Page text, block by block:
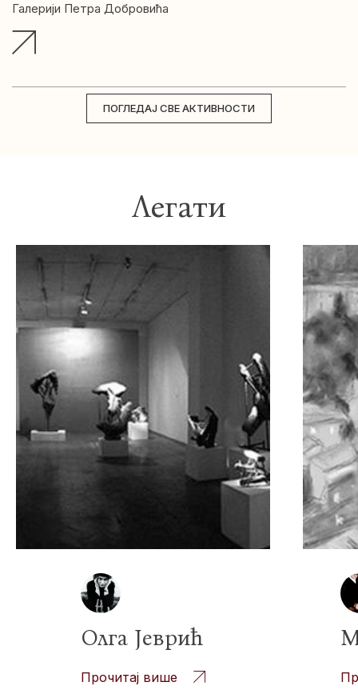
Галерији Петра Добровића
ПОГЛЕДАЈ СВЕ АКТИВНОСТИ
Легати
Олга Јеврић
Прочитај више